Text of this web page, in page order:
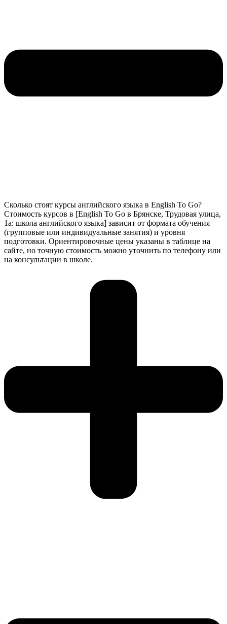
Сколько стоят курсы английского языка в English To Go?
Стоимость курсов в [English To Go в Брянске, Трудовая улица,
1а: школа английского языка] зависит от формата обучения
(групповые или индивидуальные занятия) и уровня
подготовки. Ориентировочные цены указаны в таблице на
сайте, но точную стоимость можно уточнить по телефону или
на консультации в школе.